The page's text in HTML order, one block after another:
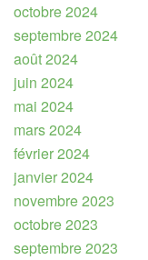
octobre 2024
septembre 2024
août 2024
juin 2024
mai 2024
mars 2024
février 2024
janvier 2024
novembre 2023
octobre 2023
septembre 2023